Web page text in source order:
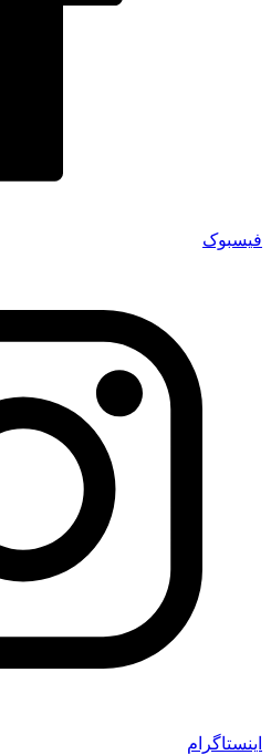
فیسبوک
اینستاگرام